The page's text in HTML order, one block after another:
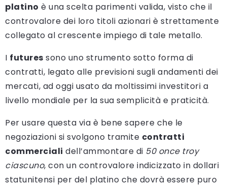
platino è una scelta parimenti valida, visto che il
controvalore dei loro titoli azionari è strettamente
collegato al crescente impiego di tale metallo.
I futures sono uno strumento sotto forma di
contratti, legato alle previsioni sugli andamenti dei
mercati, ad oggi usato da moltissimi investitori a
livello mondiale per la sua semplicità e praticità.
Per usare questa via è bene sapere che le
negoziazioni si svolgono tramite contratti
commerciali dell’ammontare di 50 once troy
ciascuno, con un controvalore indicizzato in dollari
statunitensi per del platino che dovrà essere puro